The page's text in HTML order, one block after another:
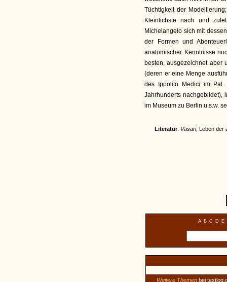
Tüchtigkeit der
Kleinlichste nach und
Michelangelo sich mit
der Formen und
anatomischer Kenntnisse
besten, ausgezeichnet aber
(deren er eine Menge
des Ippolito Medici im
Jahrhunderts nachgebildet),
im Museum zu Berlin u.s.w.
Literatur. Vasari, Leben der
A B C D E
Weitere Themen bei